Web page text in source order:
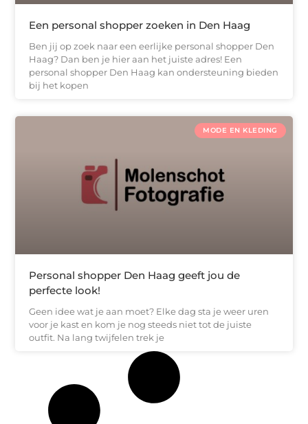
Een personal shopper zoeken in Den Haag
Ben jij op zoek naar een eerlijke personal shopper Den
Haag? Dan ben je hier aan het juiste adres! Een
personal shopper Den Haag kan ondersteuning bieden
bij het kopen
MODE EN KLEDING
Personal shopper Den Haag geeft jou de
perfecte look!
Geen idee wat je aan moet? Elke dag sta je weer uren
voor je kast en kom je nog steeds niet tot de juiste
outfit. Na lang twijfelen trek je